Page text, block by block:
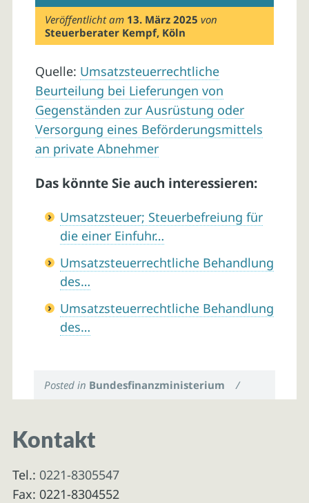
Veröffentlicht am 13. März 2025 von
Steuerberater Kempf, Köln
Quelle: Umsatzsteuerrechtliche
Beurteilung bei Lieferungen von
Gegenständen zur Ausrüstung oder
Versorgung eines Beförderungsmittels
an private Abnehmer
Das könnte Sie auch interessieren:
Umsatzsteuer; Steuerbefreiung für
die einer Einfuhr…
Umsatzsteuerrechtliche Behandlung
des…
Umsatzsteuerrechtliche Behandlung
des…
Posted in Bundesfinanzministerium /
Kontakt
Tel.: 0221-8305547
Fax: 0221-8304552